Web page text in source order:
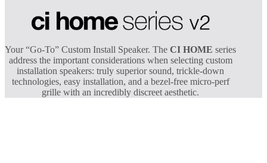
Your “Go-To” Custom Install Speaker. TheCI HOME series
address the important considerations when selecting custom
installation speakers: truly superior sound, trickle-down
technologies, easy installation, and a bezel-free micro-perf
grille with an incredibly discreet aesthetic.